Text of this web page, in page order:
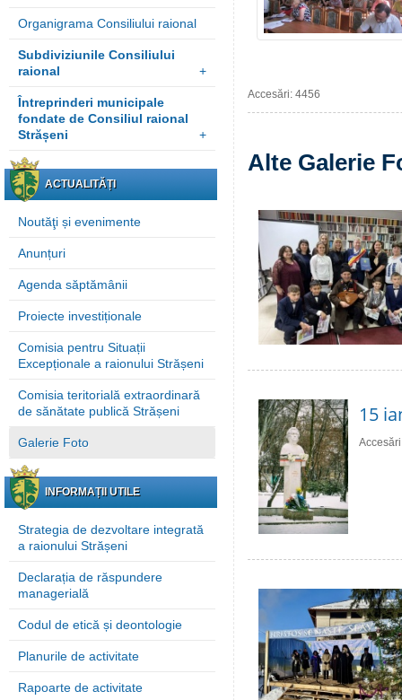
Organigrama Consiliului raional
Subdiviziunile Consiliului
raional
+
Întreprinderi municipale
fondate de Consiliul raional
Strășeni
+
ACTUALITĂȚI
Noutăţi și evenimente
Anunțuri
Agenda săptămânii
Proiecte investiționale
Comisia pentru Situații
Excepționale a raionului Strășeni
Comisia teritorială extraordinară
de sănătate publică Strășeni
Galerie Foto
INFORMAȚII UTILE
Strategia de dezvoltare integrată
a raionului Strășeni
Declarația de răspundere
managerială
Codul de etică și deontologie
Planurile de activitate
Rapoarte de activitate
Accesări: 4456
Alte Galerie
15